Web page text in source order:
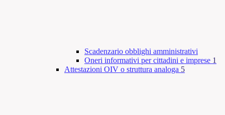
Scadenzario obblighi amministrativi
Oneri informativi per cittadini e imprese 1
Attestazioni OIV o struttura analoga 5